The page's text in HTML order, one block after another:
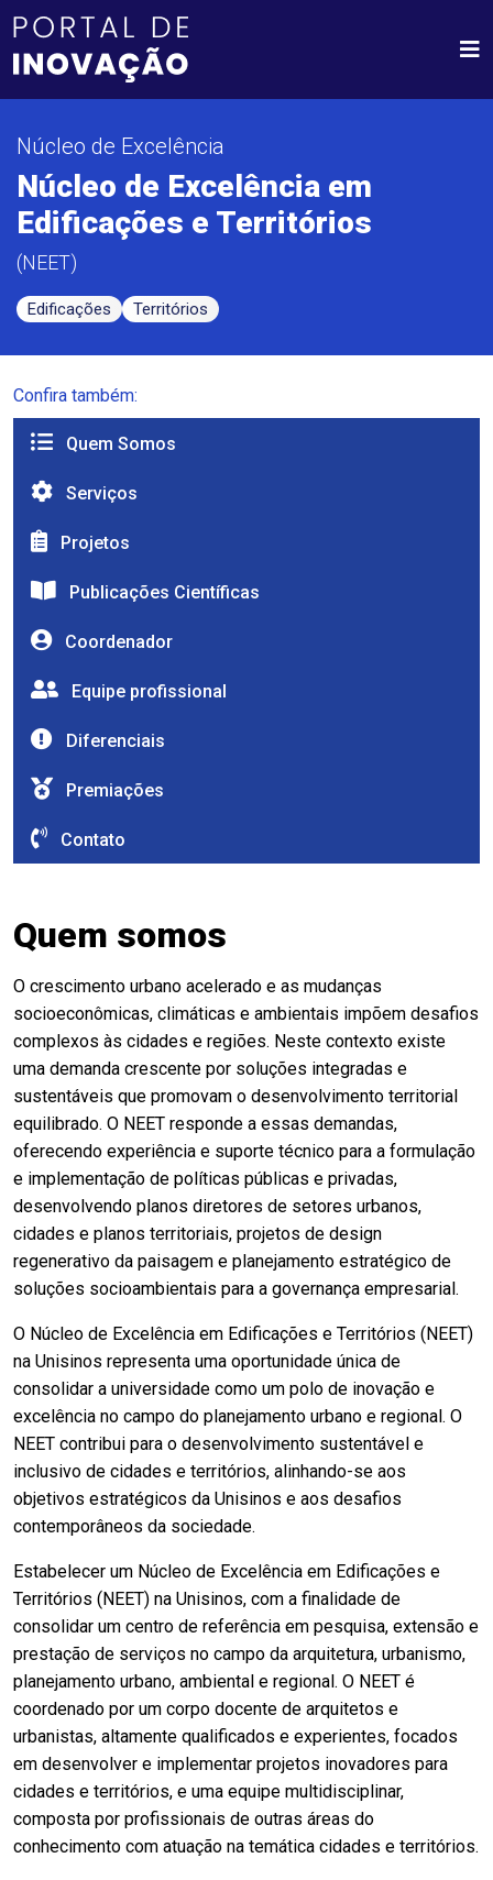
Núcleo de Excelência
Núcleo de Excelência em
Edificações e Territórios
(NEET)
Edificações Territórios
Quem somos
O crescimento urbano acelerado e as mudanças
socioeconômicas, climáticas e ambientais impõem desafios
complexos às cidades e regiões. Neste contexto existe
uma demanda crescente por soluções integradas e
sustentáveis que promovam o desenvolvimento territorial
equilibrado. O NEET responde a essas demandas,
oferecendo experiência e suporte técnico para a formulação
e implementação de políticas públicas e privadas,
desenvolvendo planos diretores de setores urbanos,
cidades e planos territoriais, projetos de design
regenerativo da paisagem e planejamento estratégico de
soluções socioambientais para a governança empresarial.
O Núcleo de Excelência em Edificações e Territórios (NEET)
na Unisinos representa uma oportunidade única de
consolidar a universidade como um polo de inovação e
excelência no campo do planejamento urbano e regional. O
NEET contribui para o desenvolvimento sustentável e
inclusivo de cidades e territórios, alinhando-se aos
objetivos estratégicos da Unisinos e aos desafios
contemporâneos da sociedade.
Estabelecer um Núcleo de Excelência em Edificações e
Territórios (NEET) na Unisinos, com a finalidade de
consolidar um centro de referência em pesquisa, extensão e
prestação de serviços no campo da arquitetura, urbanismo,
planejamento urbano, ambiental e regional. O NEET é
coordenado por um corpo docente de arquitetos e
urbanistas, altamente qualificados e experientes, focados
em desenvolver e implementar projetos inovadores para
cidades e territórios, e uma equipe multidisciplinar,
composta por profissionais de outras áreas do
conhecimento com atuação na temática cidades e territórios.
Confira também:
Quem Somos
Serviços
Projetos
Publicações Científicas
Coordenador
Equipe profissional
Diferenciais
Premiações
Contato